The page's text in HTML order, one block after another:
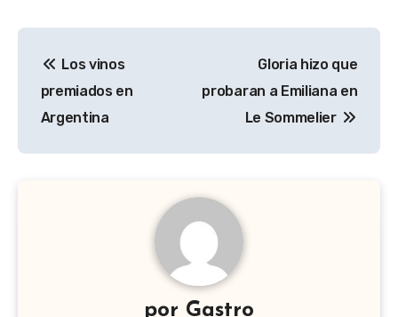
de
entradas
Los vinos
premiados en
Argentina
Gloria hizo que
probaran a Emiliana en
Le Sommelier
por Gastro